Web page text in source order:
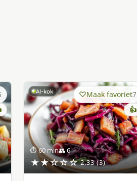
AI-kok
⏱ 60 min👥 6
★★☆☆☆ 2.33 (3)
Maak favoriet7
👍